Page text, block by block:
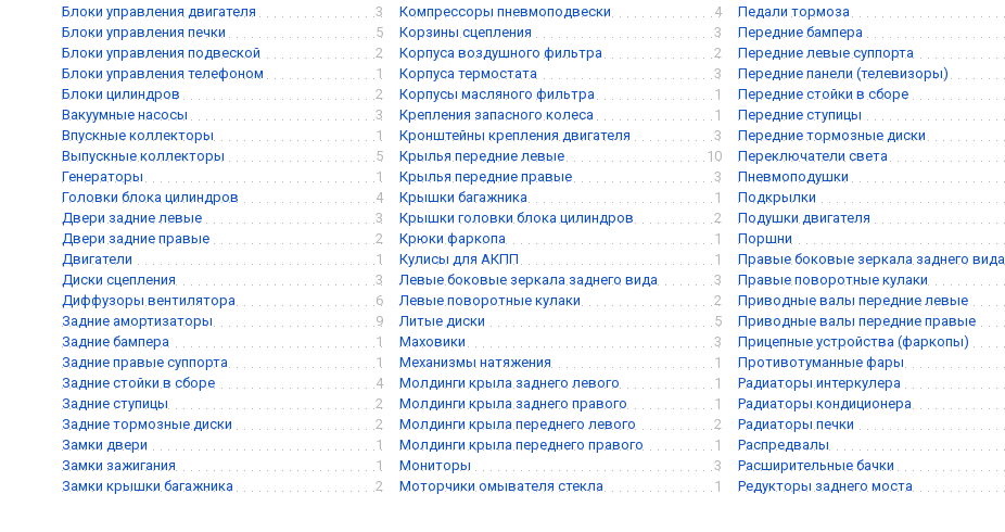
Блоки управления двигателя
3
Блоки управления печки
5
Блоки управления подвеской
2
Блоки управления телефоном
1
Блоки цилиндров
2
Вакуумные насосы
3
Впускные коллекторы
1
Выпускные коллекторы
5
Генераторы
1
Головки блока цилиндров
4
Двери задние левые
3
Двери задние правые
2
Двигатели
1
Диски сцепления
3
Диффузоры вентилятора
6
Задние амортизаторы
9
Задние бампера
1
Задние правые суппорта
1
Задние стойки в сборе
4
Задние ступицы
2
Задние тормозные диски
2
Замки двери
1
Замки зажигания
1
Замки крышки багажника
2
Компрессоры пневмоподвески
4
Корзины сцепления
3
Корпуса воздушного фильтра
2
Корпуса термостата
3
Корпусы масляного фильтра
1
Крепления запасного колеса
1
Кронштейны крепления двигателя
3
Крылья передние левые
10
Крылья передние правые
3
Крышки багажника
1
Крышки головки блока цилиндров
2
Крюки фаркопа
1
Кулисы для АКПП
1
Левые боковые зеркала заднего вида
3
Левые поворотные кулаки
2
Литые диски
5
Маховики
3
Механизмы натяжения
1
Молдинги крыла заднего левого
1
Молдинги крыла заднего правого
1
Молдинги крыла переднего левого
2
Молдинги крыла переднего правого
1
Мониторы
3
Моторчики омывателя стекла
1
Педали тормоза
Передние бампера
Передние левые суппорта
Передние панели (телевизоры)
Передние стойки в сборе
Передние ступицы
Передние тормозные диски
Переключатели света
Пневмоподушки
Подкрылки
Подушки двигателя
Поршни
Правые боковые зеркала заднего вида
Правые поворотные кулаки
Приводные валы передние левые
Приводные валы передние правые
Прицепные устройства (фаркопы)
Противотуманные фары
Радиаторы интеркулера
Радиаторы кондиционера
Радиаторы печки
Распредвалы
Расширительные бачки
Редукторы заднего моста